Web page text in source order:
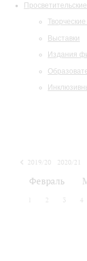
Выставки
Издания
2019/20 2020/21
Февраль
2 3 4